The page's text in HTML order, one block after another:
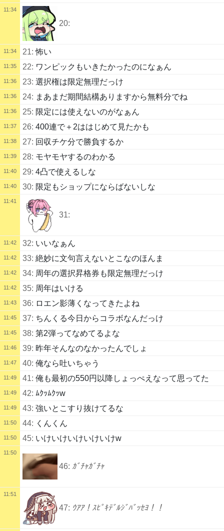
11:34
20:
11:34 21:怖い
11:35 22: ワンピックもいきたかったのになぁん
11:36 23: 選択権は限定無理だっけ
11:36 24: まあまだ期間結構ありますから無料分でね
11:36 25: 限定には使えないのがなぁん
11:37 26: 400連で＋2ははじめて見たかも
11:38 27: 回収チケ分で勝負するか
11:39 28: モヤモヤするのわかる
11:40 29: 4凸で使えるしな
11:40 30: 限定もショップにならばないしな
11:41
31:
11:42 32: いいなぁん
11:42 33: 絶妙に文句言えないとこなのほんま
11:42 34: 周年の選択昇格券も限定無理だっけ
11:42 35: 周年はいける
11:43 36: ロエン影薄くなってきたよね
11:45 37: ちんくる今日からコラボなんだっけ
11:45 38: 第2弾ってなめてるよな
11:46 39: 昨年そんなのなかったんでしょ
11:47 40: 俺なら吐いちゃう
11:49 41: 俺も最初の550円以降しょっぺえなって思ってた
11:49 42: ﾑｸｯﾑｸｯw
11:49 43: 強いとこすり抜けてるな
11:50 44: くんくん
11:50 45: いけいけいけいけいけw
11:50
46: ｶﾞﾁｬｶﾞﾁｬ
11:51
47: ｳｱｱ！ｽﾋﾟｷﾃﾞﾙｼﾞﾊﾞｯｾﾖ！！